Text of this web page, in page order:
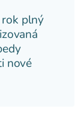
rok plný
nové